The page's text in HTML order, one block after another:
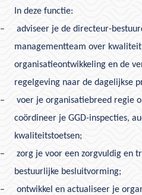
In deze functie:
–
adviseer je de directeur-
managementteam over
organisatieontwikkeling en de
regelgeving naar de dagelijkse
–
voer je organisatiebreed regie
coördineer je GGD-inspecties,
kwaliteitstoetsen;
–
zorg je voor een zorgvuldig en
bestuurlijke besluitvorming;
–
ontwikkel en actualiseer je